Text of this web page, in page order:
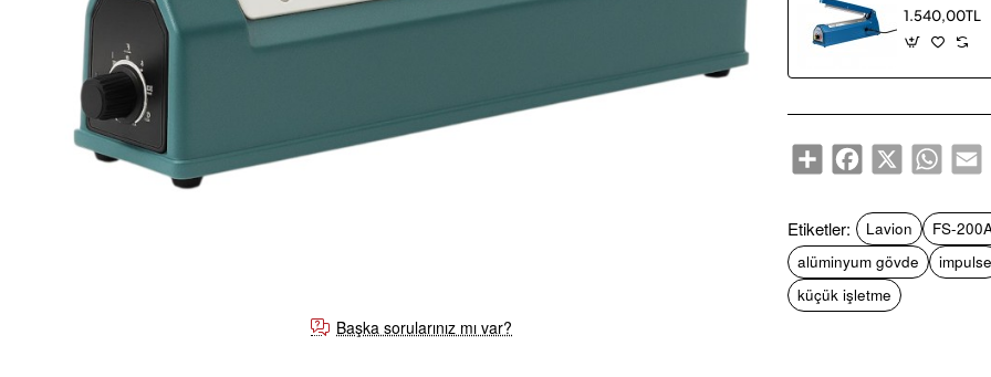
Başka sorularınız mı var?
1.540,00TL
ShareFacebook
X
Etiketler: Lavion
FS-
alüminyum gövde
impulse
küçük işletme